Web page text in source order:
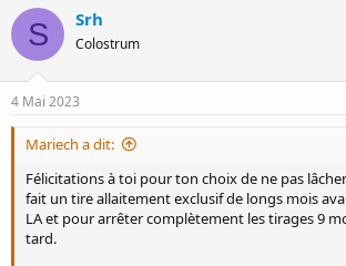
S Srh
Colostrum
4 Mai 2023
Mariech a dit:
Félicitations à toi pour ton choix de ne pas
fait un tire allaitement exclusif de longs mois
LA et pour arrêter complètement les tirages 9
tard.